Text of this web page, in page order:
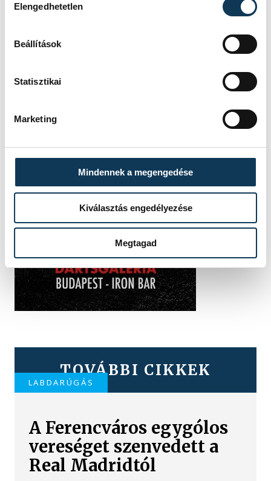
Elengedhetetlen
Beállítások
Statisztikai
Marketing
Mindennek a megengedése
Kiválasztás engedélyezése
Megtagad
TOVÁBBI CIKKEK
LABDARÚGÁS
A Ferencváros egygólos
vereséget szenvedett a
Real Madridtól